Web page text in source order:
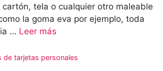
cartón, tela o cualquier otro maleable
la goma eva por ejemplo, toda
… Leer más
de tarjetas personales